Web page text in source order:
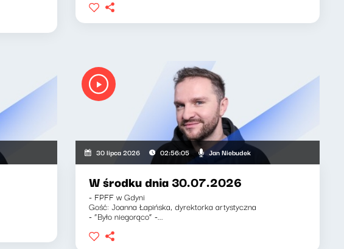
30 lipca 2026 02:56:05 Jan Niebudek
W środku dnia 30.07.2026
- FPFF w Gdyni
Gość: Joanna Łapińska, dyrektorka artystyczna
- “Było niegorąco” -...